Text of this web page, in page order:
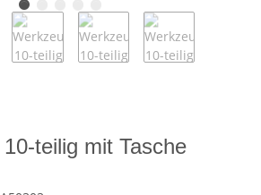
teilig mit Tasche